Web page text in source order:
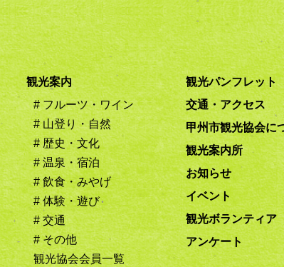
観光案内
# フルーツ・ワイン
# 山登り・自然
# 歴史・文化
# 温泉・宿泊
# 飲食・みやげ
# 体験・遊び
# 交通
# その他
観光協会会員一覧
観光パンフレット
交通・アクセス
甲州市観光協会に
観光案内所
お知らせ
イベント
観光ボランティア
アンケート